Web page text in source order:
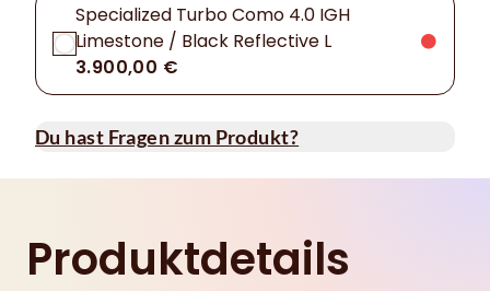
Specialized Turbo Como 4.0 IGH
Limestone / Black Reflective L
3.900,00 €
Du hast Fragen zum Produkt?
Produktdetails